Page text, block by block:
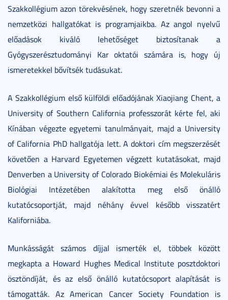
Szakkollégium azon törekvésének, hogy szeretnék bevonni a
nemzetközi hallgatókat is programjaikba. Az angol nyelvű
előadások kiváló lehetőséget biztosítanak a
Gyógyszerésztudományi Kar oktatói számára is, hogy új
ismeretekkel bővítsék tudásukat.
A Szakkollégium első külföldi előadójának Xiaojiang Chent, a
University of Southern California professzorát kérte fel, aki
Kínában végezte egyetemi tanulmányait, majd a University
of California PhD hallgatója lett. A doktori cím megszerzését
követően a Harvard Egyetemen végzett kutatásokat, majd
Denverben a University of Colorado Biokémiai és Molekuláris
Biológiai Intézetében alakította meg első önálló
kutatócsoportját, majd néhány évvel később visszatért
Kaliforniába.
Munkásságát számos díjjal ismerték el, többek között
megkapta a Howard Hughes Medical Institute posztdoktori
ösztöndíját, és az első önálló kutatócsoport alapítását is
támogatták. Az American Cancer Society Foundation is